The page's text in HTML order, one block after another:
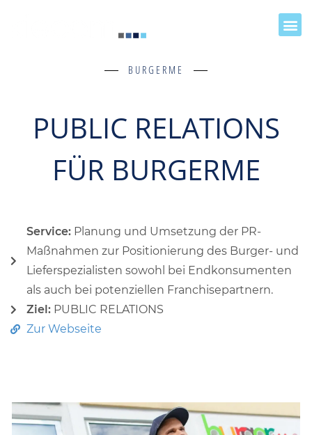
BURGERME
PUBLIC RELATIONS
FÜR BURGERME
Service: Planung und Umsetzung der PR-
Maßnahmen zur Positionierung des Burger- und
Lieferspezialisten sowohl bei Endkonsumenten
als auch bei potenziellen Franchisepartnern.
Ziel: PUBLIC RELATIONS
Zur Webseite